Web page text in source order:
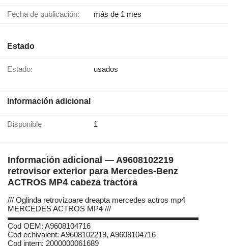
Fecha de publicación: más de 1 mes
Estado
Estado: usados
Información adicional
Disponible 1
Información adicional — A9608102219
retrovisor exterior para Mercedes-Benz
ACTROS MP4 cabeza tractora
/// Oglinda retrovizoare dreapta mercedes actros mp4
MERCEDES ACTROS MP4 ///
▬▬▬▬▬▬▬▬▬▬▬▬▬▬▬▬▬▬▬▬▬▬▬▬▬
Cod OEM: A9608104716
Cod echivalent: A9608102219, A9608104716
Cod intern: 2000000061689